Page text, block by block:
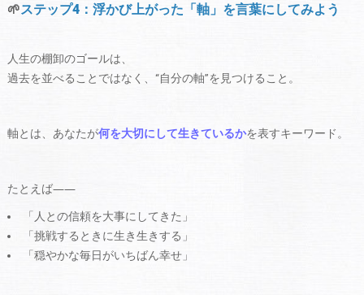
🌱ステップ4：浮かび上がった「軸」を言葉にしてみよう
人生の棚卸のゴールは、
過去を並べることではなく、“自分の軸”を見つけること。
軸とは、あなたが何を大切にして生きているかを表すキーワード。
たとえば――
「人との信頼を大事にしてきた」
「挑戦するときに生き生きする」
「穏やかな毎日がいちばん幸せ」